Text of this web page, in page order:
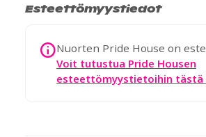
Esteettömyystiedot
Nuorten Pride House on
Voit tutustua Pride Housen
esteettömyystietoihin